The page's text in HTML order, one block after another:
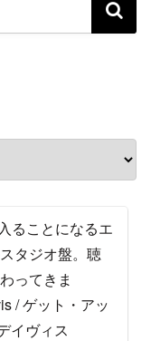
ることになるエ
タジオ盤。聴
ってきま
/ ゲット・アッ
イヴィス